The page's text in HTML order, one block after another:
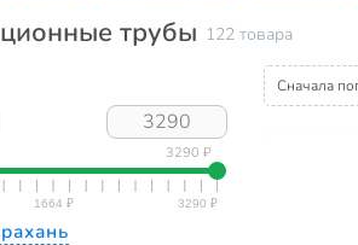
трубы 122 товара
3290 ₽
Сначала